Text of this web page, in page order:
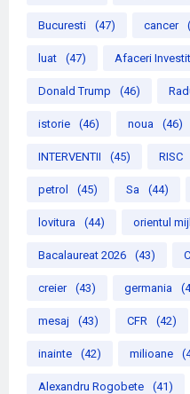
Bucuresti (47) cancer
luat (47) Afaceri
Donald Trump (46)
istorie (46) noua (46)
INTERVENTII (45) RISC
petrol (45) Sa (44)
lovitura (44) orientul
Bacalaureat 2026 (43)
creier (43) germania
mesaj (43) CFR (42)
inainte (42) milioane
Alexandru Rogobete (41)